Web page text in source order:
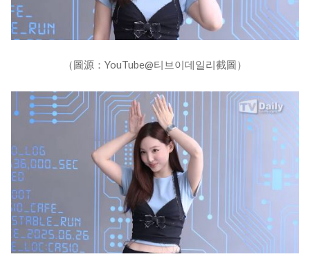
（圖源：YouTube@티브이데일리截圖）